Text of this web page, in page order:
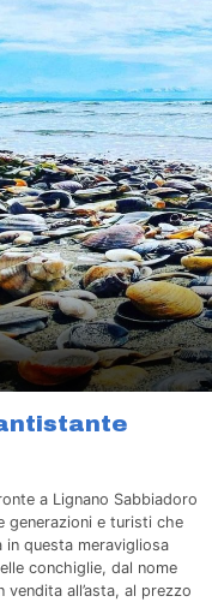
a Lignano Sabbiadoro
generazioni e turisti che
in questa meravigliosa
conchiglie, dal nome
all’asta, al prezzo